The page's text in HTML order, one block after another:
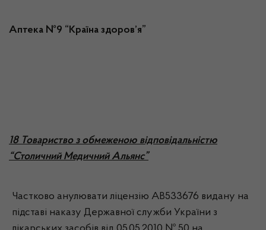
Аптека №9 “Країна здоров’я”
18 Товариство з обмеженою відповідальністю
“Столичний Медичний Альянс”
Частково анулювати ліцензію АВ533676 видану на
підставі наказу Державної служби України з